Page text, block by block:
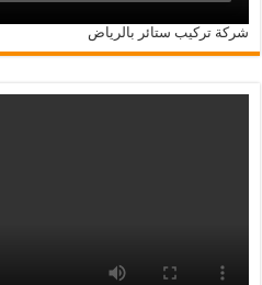
شركة تركيب ستائر بالرياض